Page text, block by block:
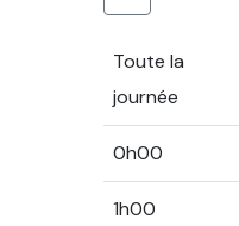
Toute la
journée
0h00
1h00